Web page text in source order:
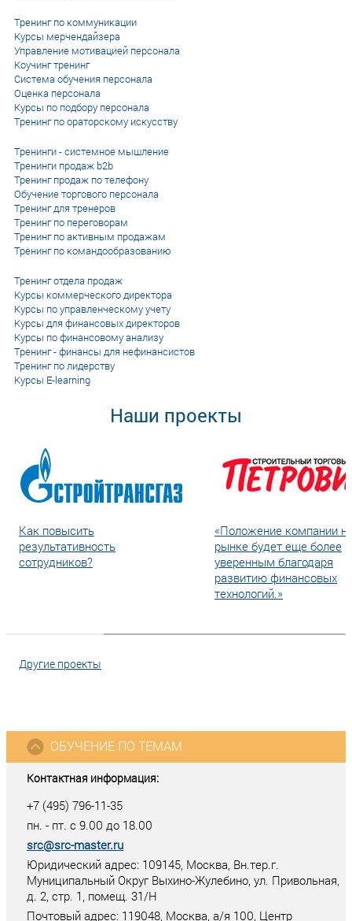
Тренинг по коммуникации
Курсы мерчендайзера
Управление мотивацией персонала
Коучинг тренинг
Система обучения персонала
Оценка персонала
Курсы по подбору персонала
Тренинг по ораторскому искусству
Тренинги - системное мышление
Тренинги продаж b2b
Тренинг продаж по телефону
Обучение торгового персонала
Тренинг для тренеров
Тренинг по переговорам
Тренинг по активным продажам
Тренинг по командообразованию
Тренинг отдела продаж
Курсы коммерческого директора
Курсы по управленческому учету
Курсы для финансовых директоров
Курсы по финансовому анализу
Тренинг - финансы для нефинансистов
Тренинг по лидерству
Курсы E-learning
Наши проекты
Как повысить
результативность
сотрудников?
«Положение компании
рынке будет еще более
уверенным благодаря
развитию финансовых
технологий.»
Другие проекты
Контактная информация:
+7 (495) 796-11-35
пн. - пт. с 9.00 до 18.00
src@src-master.ru
Юридический адрес: 109145, Москва, Вн.тер.г.
Муниципальный Округ Выхино-Жулебино, ул. Привольная,
д. 2, стр. 1, помещ. 31/Н
Почтовый адрес: 119048, Москва, а/я 100, Центр
ОБУЧЕНИЕ ПО ТЕМАМ